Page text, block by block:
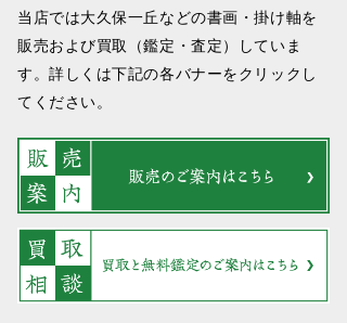
当店では大久保一丘などの書画・掛け軸を
販売および買取（鑑定・査定）していま
す。詳しくは下記の各バナーをクリックし
てください。